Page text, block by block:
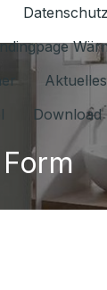
für
Aktuelles
Download